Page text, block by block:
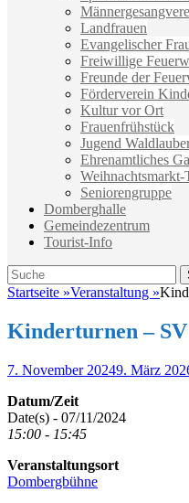
Landfrauen
Evangelischer
Freiwillige
Freunde der
Förderverein
Kultur vor Ort
Frauenfrühstück
Jugend
Ehrenamtliches
Weihnachtsmarkt-
Seniorengruppe
Domberghalle
Gemeindezentrum
Tourist-Info
Suche
Suche
nach:
Startseite »Veranstaltung »
Kinderturnen –
Veröffentlicht
7. November 20249. März
Datum/Zeit
Date(s) - 07/11/2024
15:00 - 15:45
Veranstaltungsort
Dombergbühne